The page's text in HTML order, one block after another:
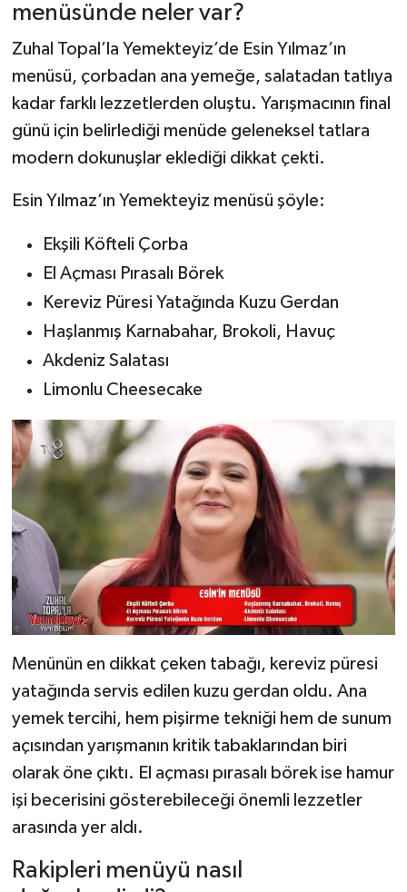
menüsünde neler var?
Zuhal Topal’la Yemekteyiz’de Esin Yılmaz’ın
menüsü, çorbadan ana yemeğe, salatadan tatlıya
kadar farklı lezzetlerden oluştu. Yarışmacının final
günü için belirlediği menüde geleneksel tatlara
modern dokunuşlar eklediği dikkat çekti.
Esin Yılmaz’ın Yemekteyiz menüsü şöyle:
Ekşili Köfteli Çorba
El Açması Pırasalı Börek
Kereviz Püresi Yatağında Kuzu Gerdan
Haşlanmış Karnabahar, Brokoli, Havuç
Akdeniz Salatası
Limonlu Cheesecake
Menünün en dikkat çeken tabağı, kereviz püresi
yatağında servis edilen kuzu gerdan oldu. Ana
yemek tercihi, hem pişirme tekniği hem de sunum
açısından yarışmanın kritik tabaklarından biri
olarak öne çıktı. El açması pırasalı börek ise hamur
işi becerisini gösterebileceği önemli lezzetler
arasında yer aldı.
Rakipleri menüyü nasıl
Dünya Haberleri
Yerel Haberler